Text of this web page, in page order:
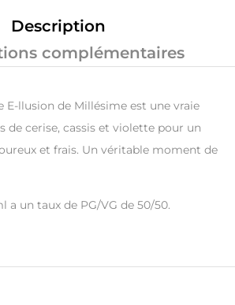
Description
complémentaires
E-llusion de Millésime est une vraie
de cerise, cassis et violette pour un
et frais. Un véritable moment de
a un taux de PG/VG de 50/50.